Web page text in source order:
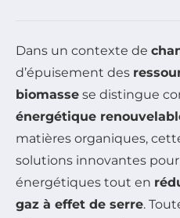
Dans un contexte de
d’épuisement des
biomasse se distingue
énergétique
matières organiques,
solutions innovantes
énergétiques tout en
gaz à effet de serre.